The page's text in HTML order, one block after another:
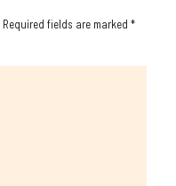
Required fields are marked *